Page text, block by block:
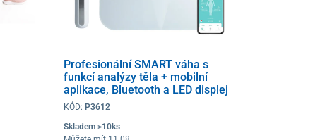
Profesionální SMART váha s
funkcí analýzy těla + mobilní
aplikace, Bluetooth a LED displej
KÓD:P3612
Skladem >10ks